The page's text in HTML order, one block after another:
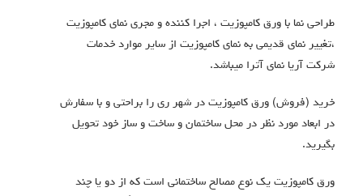
طراحی نما با ورق کامپوزیت ، اجرا کننده و مجری نمای کامپوزیت
،تغییر نمای قدیمی به نمای کامپوزیت از سایر موارد خدمات
شرکت آریا نمای آترا میباشد.
خرید (فروش) ورق کامپوزیت در شهر ری را براحتی و با سفارش
در ابعاد مورد نظر در محل ساختمان و ساخت و ساز خود تحویل
بگیرید.
ورق کامپوزیت یک نوع مصالح ساختمانی است که از دو یا چند